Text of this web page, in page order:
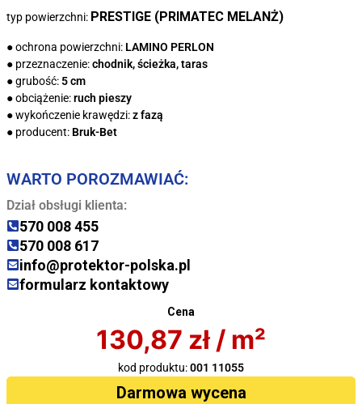
typ powierzchni: PRESTIGE (PRIMATEC MELANŻ)
● ochrona powierzchni: LAMINO PERLON
● przeznaczenie:chodnik, ścieżka, taras
● grubość: 5 cm
● obciążenie:ruch pieszy
● wykończenie krawędzi:z fazą
● producent: Bruk-Bet
WARTO POROZMAWIAĆ:
Dział obsługi klienta:
570 008 455
570 008 617
info@protektor-polska.pl
formularz kontaktowy
Cena
130,87 zł / m²
kod produktu:001 11055
Darmowa wycena